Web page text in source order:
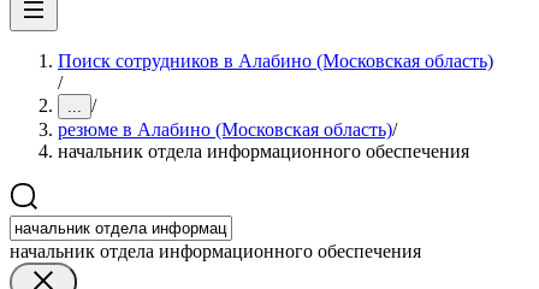
Поиск сотрудников в Алабино (Московская область)
/
... /
резюме в Алабино (Московская область)/
начальник отдела информационного обеспечения
начальник отдела информационного обеспечения